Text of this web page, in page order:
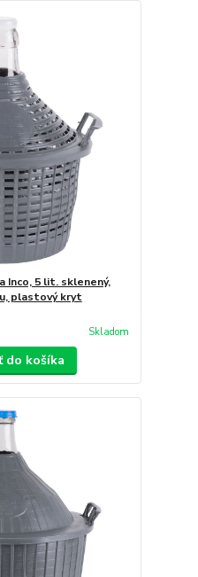
Inco, 5 lit. sklenený,
plastový kryt
Skladom
do košíka